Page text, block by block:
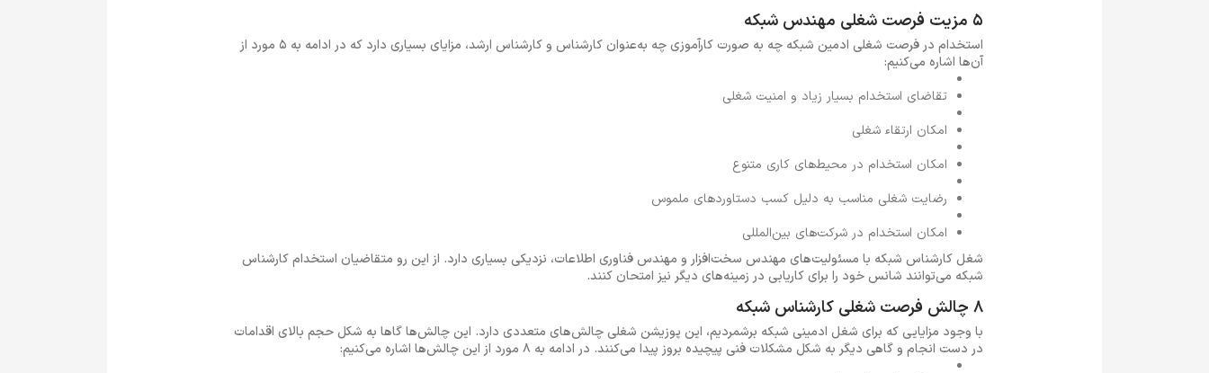
5 مزیت فرصت شغلی مهندس شبکه
استخدام در فرصت شغلی ادمین شبکه چه به صورت کارآموزی چه به‌عنوان کارشناس و کارشناس ارشد، مزایای بسیاری دارد که در ادامه به 5 مورد از
آن‌ها اشاره می‌کنیم:
تقاضای استخدام بسیار زیاد و امنیت شغلی
امکان ارتقاء شغلی
امکان استخدام در محیط‌های کاری متنوع
رضایت شغلی مناسب به دلیل کسب دستاوردهای ملموس
امکان استخدام در شرکت‌های بین‌المللی
شغل کارشناس شبکه با مسئولیت‌های مهندس سخت‌افزار و مهندس فناوری اطلاعات، نزدیکی بسیاری دارد. از این رو متقاضیان استخدام کارشناس
شبکه می‌توانند شانس خود را برای کاریابی در زمینه‌های دیگر نیز امتحان کنند.
8 چالش فرصت شغلی کارشناس شبکه
با وجود مزایایی که برای شغل ادمینی شبکه برشمردیم، این پوزیشن شغلی چالش‌های متعددی دارد. این چالش‌ها گاها به شکل حجم بالای اقدامات
در دست انجام و گاهی دیگر به شکل مشکلات فنی پیچیده بروز پیدا می‌کنند. در ادامه به 8 مورد از این چالش‌ها اشاره می‌کنیم: